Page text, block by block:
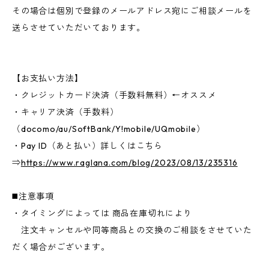
その場合は個別で登録のメールアドレス宛にご相談メールを
送らさせていただいております。
【お支払い方法】
・クレジットカード決済（手数料無料）←オススメ
・キャリア決済（手数料）
（docomo/au/SoftBank/Y!mobile/UQmobile）
・Pay ID（あと払い）詳しくはこちら
⇒https://www.raglana.com/blog/2023/08/13/235316
◼️注意事項
・タイミングによっては 商品在庫切れにより
注文キャンセルや同等商品との交換のご相談をさせていた
だく場合がございます。